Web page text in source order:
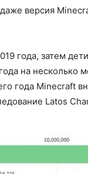
версия
года, затем
на несколько
года Minecraft
Latos